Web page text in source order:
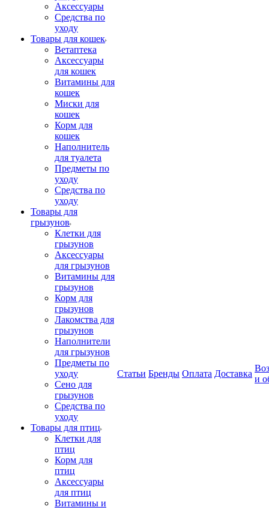
Аксессуары
Средства по
уходу
Товары для кошек
Ветаптека
Аксессуары
для кошек
Витамины для
кошек
Миски для
кошек
Корм для
кошек
Наполнитель
для туалета
Предметы по
уходу
Средства по
уходу
Товары для
грызунов
Клетки для
грызунов
Аксессуары
для грызунов
Витамины для
грызунов
Корм для
грызунов
Лакомства для
грызунов
Наполнители
для грызунов
Предметы по
уходу
Сено для
грызунов
Средства по
уходу
Товары для птиц
Клетки для
птиц
Корм для
птиц
Аксессуары
для птиц
Витамины и
Статьи Бренды Оплата Доставка
и